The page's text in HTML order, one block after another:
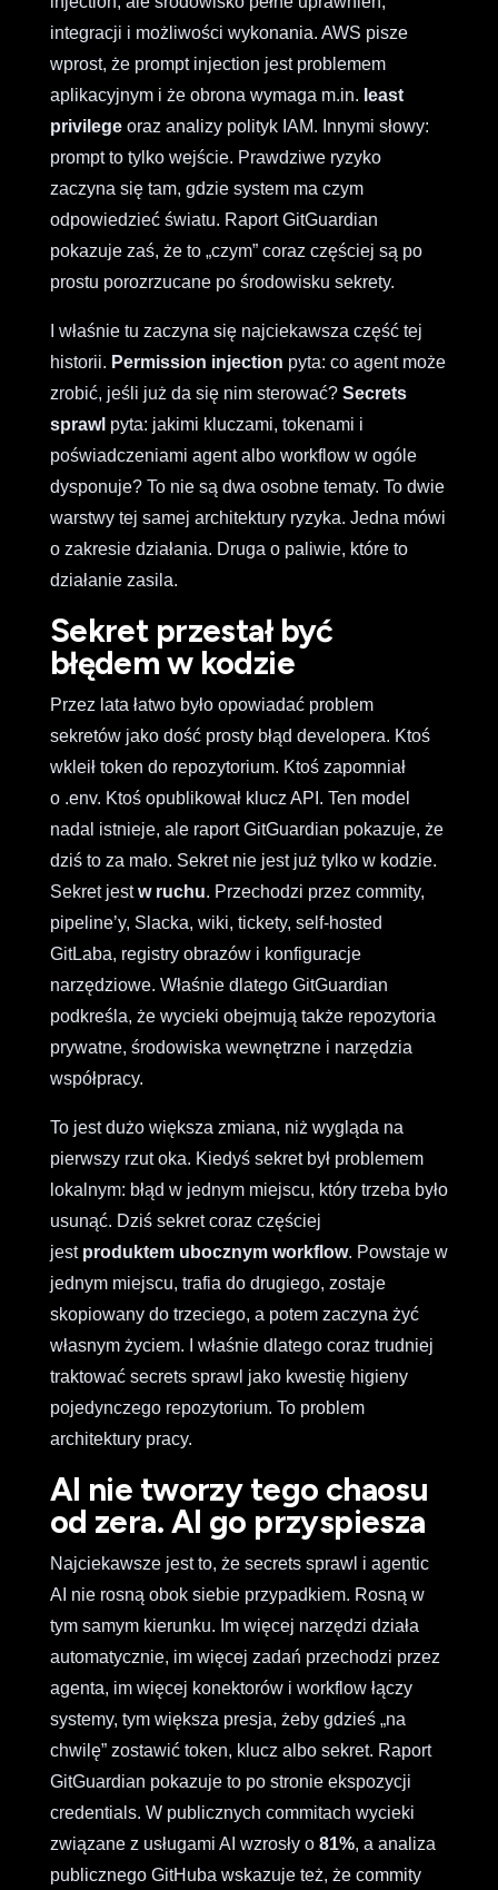
integracji i możliwości wykonania. AWS pisze
wprost, że prompt injection jest problemem
aplikacyjnym i że obrona wymaga m.in. least
privilegeoraz analizy polityk IAM. Innymi słowy:
prompt to tylko wejście. Prawdziwe ryzyko
zaczyna się tam, gdzie system ma czym
odpowiedzieć światu. Raport GitGuardian
pokazuje zaś, że to „czym” coraz częściej są po
prostu porozrzucane po środowisku sekrety.
I właśnie tu zaczyna się najciekawsza część tej
historii. Permission injection pyta: co agent może
zrobić, jeśli już da się nim sterować? Secrets
sprawl pyta: jakimi kluczami, tokenami i
poświadczeniami agent albo workflow w ogóle
dysponuje? To nie są dwa osobne tematy. To dwie
warstwy tej samej architektury ryzyka. Jedna mówi
o zakresie działania. Druga o paliwie, które to
działanie zasila.
Sekret przestał być
błędem w kodzie
Przez lata łatwo było opowiadać problem
sekretów jako dość prosty błąd developera. Ktoś
wkleił token do repozytorium. Ktoś zapomniał
o .env. Ktoś opublikował klucz API. Ten model
nadal istnieje, ale raport GitGuardian pokazuje, że
dziś to za mało. Sekret nie jest już tylko w kodzie.
Sekret jestw ruchu. Przechodzi przez commity,
pipeline’y, Slacka, wiki, tickety, self-hosted
GitLaba, registry obrazów i konfiguracje
narzędziowe. Właśnie dlatego GitGuardian
podkreśla, że wycieki obejmują także repozytoria
prywatne, środowiska wewnętrzne i narzędzia
współpracy.
To jest dużo większa zmiana, niż wygląda na
pierwszy rzut oka. Kiedyś sekret był problemem
lokalnym: błąd w jednym miejscu, który trzeba było
usunąć. Dziś sekret coraz częściej
jest produktem ubocznym workflow. Powstaje w
jednym miejscu, trafia do drugiego, zostaje
skopiowany do trzeciego, a potem zaczyna żyć
własnym życiem. I właśnie dlatego coraz trudniej
traktować secrets sprawl jako kwestię higieny
pojedynczego repozytorium. To problem
architektury pracy.
AI nie tworzy tego chaosu
od zera. AI go przyspiesza
Najciekawsze jest to, że secrets sprawl i agentic
AI nie rosną obok siebie przypadkiem. Rosną w
tym samym kierunku. Im więcej narzędzi działa
automatycznie, im więcej zadań przechodzi przez
agenta, im więcej konektorów i workflow łączy
systemy, tym większa presja, żeby gdzieś „na
chwilę” zostawić token, klucz albo sekret. Raport
GitGuardian pokazuje to po stronie ekspozycji
credentials. W publicznych commitach wycieki
związane z usługami AI wzrosły o 81%, a analiza
publicznego GitHuba wskazuje też, że commity